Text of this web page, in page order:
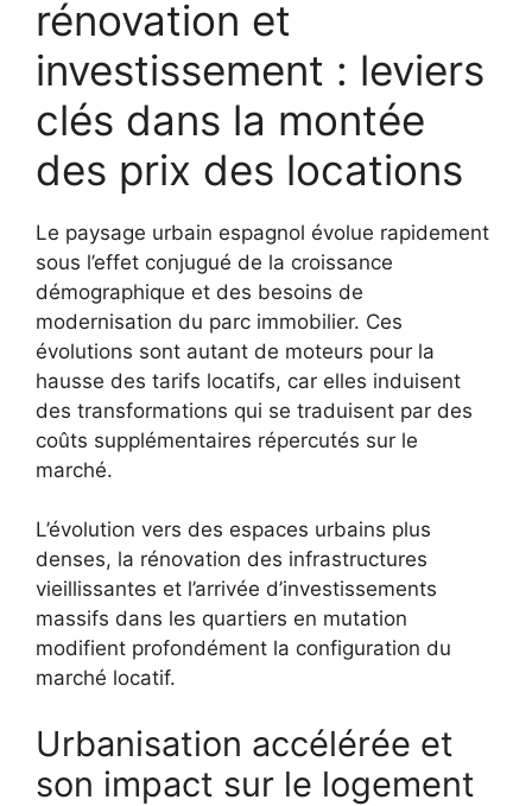
rénovation et
investissement : leviers
clés dans la montée
des prix des locations
Le paysage urbain espagnol évolue rapidement
sous l’effet conjugué de la croissance
démographique et des besoins de
modernisation du parc immobilier. Ces
évolutions sont autant de moteurs pour la
hausse des tarifs locatifs, car elles induisent
des transformations qui se traduisent par des
coûts supplémentaires répercutés sur le
marché.
L’évolution vers des espaces urbains plus
denses, la rénovation des infrastructures
vieillissantes et l’arrivée d’investissements
massifs dans les quartiers en mutation
modifient profondément la configuration du
marché locatif.
Urbanisation accélérée et
son impact sur le logement